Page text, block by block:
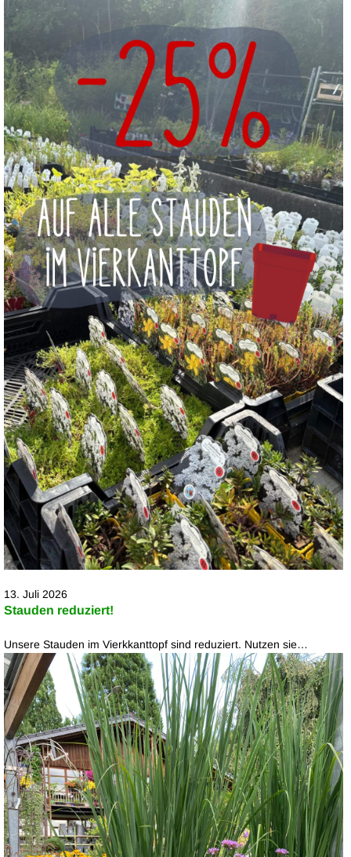
13. Juli 2026
Stauden reduziert!
Unsere Stauden im Vierkkanttopf sind reduziert. Nutzen sie…